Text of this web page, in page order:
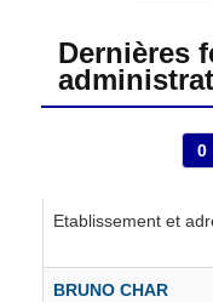
Estivals
Eyburie
Dernières
0
Etablissement et
BRUNO CHAR